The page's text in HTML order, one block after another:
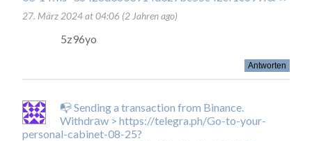
27. März 2024 at 04:06 (2 Jahren ago)
5z96yo
Antworten
📭 Sending a transaction from Binance.
Withdrаw > https://telegra.ph/Go-to-your-
personal-cabinet-08-25?